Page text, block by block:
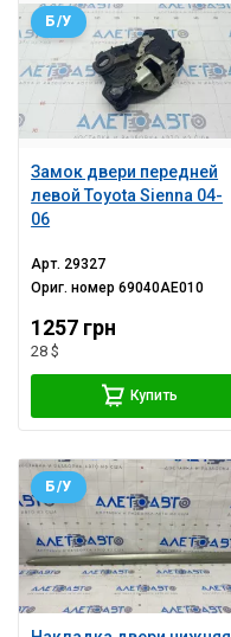
Замок двери передней
левой Toyota Sienna 04-
06
Б/У
Арт. 29327
Ориг. номер69040AE010
1257 грн
28 $
Купить
Б/У